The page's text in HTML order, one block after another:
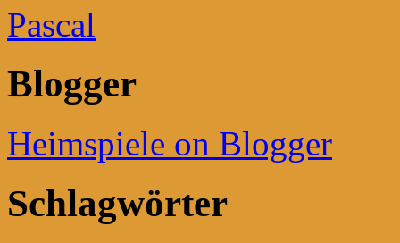
Pascal
Blogger
Heimspiele on Blogger
Schlagwörter